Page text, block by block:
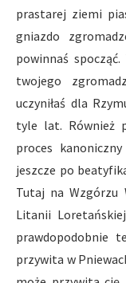
prastarej ziemi
gniazdo
powinnaś
twojego
uczyniłaś dla
tyle lat. Również
proces
jeszcze po
Tutaj na Wzgórzu
Litanii
prawdopodobnie
przywita w